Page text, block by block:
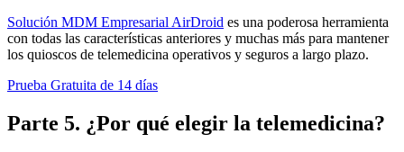
Solución MDM Empresarial AirDroid es una poderosa herramienta
con todas las características anteriores y muchas más para mantener
los quioscos de telemedicina operativos y seguros a largo plazo.
Prueba Gratuita de 14 días
Parte 5. ¿Por qué elegir la telemedicina?